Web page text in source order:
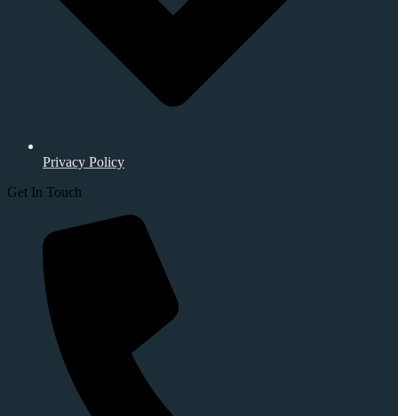
Privacy Policy
Get In Touch